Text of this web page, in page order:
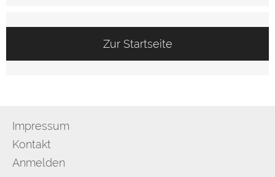
Zur Startseite
Impressum
Kontakt
Anmelden